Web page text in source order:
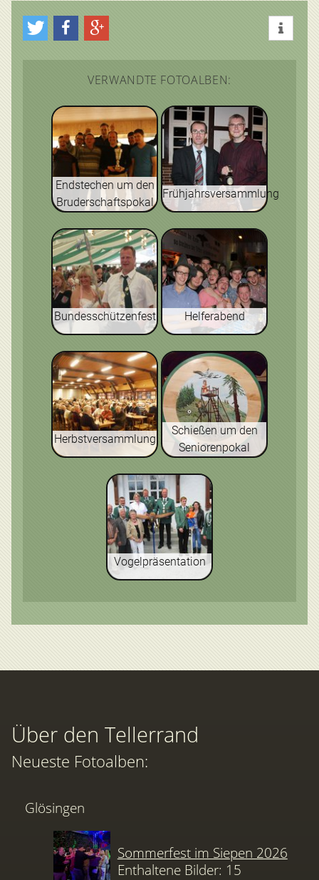
VERWANDTE FOTOALBEN:
Endstechen um den
Bruderschaftspokal
Frühjahrsversammlung
Bundesschützenfest Helferabend
Herbstversammlung
Schießen um den
Seniorenpokal
Vogelpräsentation
Über den Tellerrand
Neueste Fotoalben:
Glösingen
Sommerfest im Siepen 2026
Enthaltene Bilder: 15